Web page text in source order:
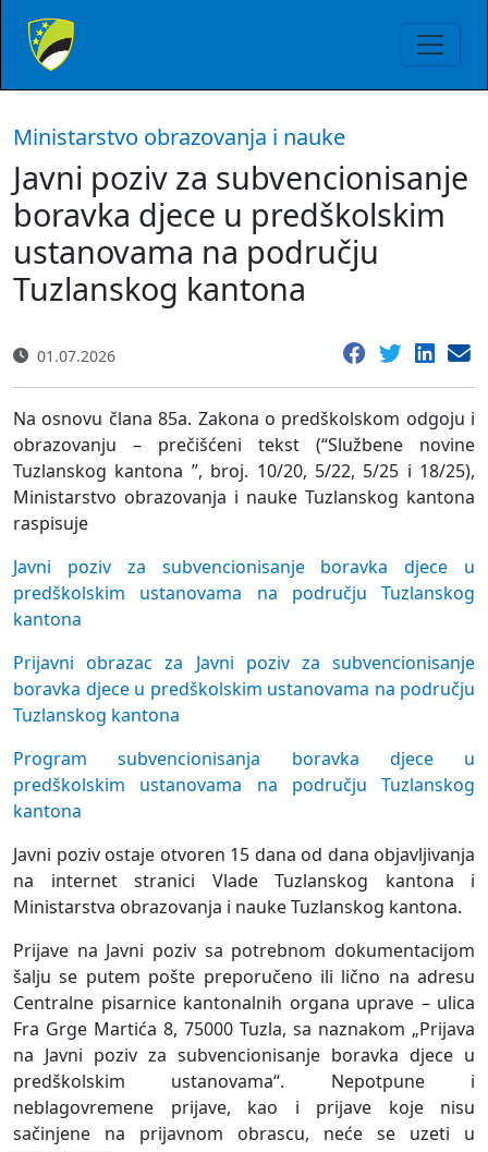
Ministarstvo obrazovanja i nauke
Javni poziv za subvencionisanje
boravka djece u predškolskim
ustanovama na području
Tuzlanskog kantona
01.07.2026
Na osnovu člana 85a. Zakona o predškolskom odgoju i
obrazovanju – prečišćeni tekst (“Službene novine
Tuzlanskog kantona ”, broj. 10/20, 5/22, 5/25 i 18/25),
Ministarstvo obrazovanja i nauke Tuzlanskog kantona
raspisuje
Javni poziv za subvencionisanje boravka djece u
predškolskim ustanovama na području Tuzlanskog
kantona
Prijavni obrazac za Javni poziv za subvencionisanje
boravka djece u predškolskim ustanovama na području
Tuzlanskog kantona
Program subvencionisanja boravka djece u
predškolskim ustanovama na području Tuzlanskog
kantona
Javni poziv ostaje otvoren 15 dana od dana objavljivanja
na internet stranici Vlade Tuzlanskog kantona i
Ministarstva obrazovanja i nauke Tuzlanskog kantona.
Prijave na Javni poziv sa potrebnom dokumentacijom
šalju se putem pošte preporučeno ili lično na adresu
Centralne pisarnice kantonalnih organa uprave – ulica
Fra Grge Martića 8, 75000 Tuzla, sa naznakom „Prijava
na Javni poziv za subvencionisanje boravka djece u
predškolskim ustanovama“. Nepotpune i
neblagovremene prijave, kao i prijave koje nisu
sačinjene na prijavnom obrascu, neće se uzeti u